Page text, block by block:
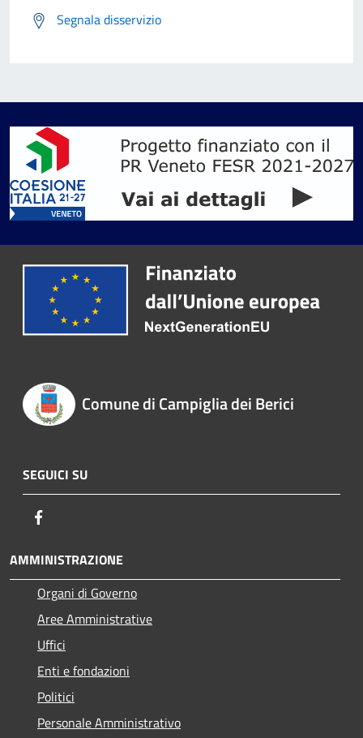
Segnala disservizio
Comune di Campiglia dei Berici
SEGUICI SU
AMMINISTRAZIONE
Organi di Governo
Aree Amministrative
Uffici
Enti e fondazioni
Politici
Personale Amministrativo